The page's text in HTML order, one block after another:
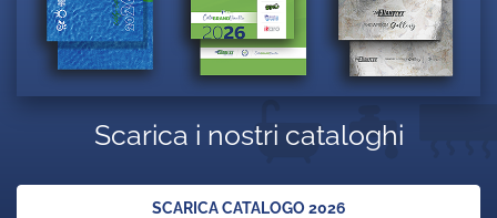
Scarica i nostri cataloghi
SCARICA CATALOGO 2026